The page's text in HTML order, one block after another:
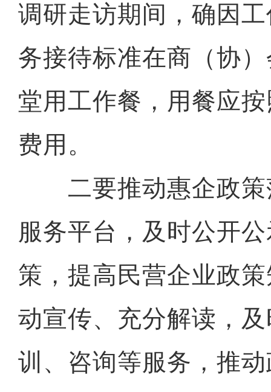
调研走访期间，确因
务接待标准在商（协
堂用工作餐，用餐应
费用。
二要推动惠企政策
服务平台，及时公开
策，提高民营企业政
动宣传、充分解读，
训、咨询等服务，推